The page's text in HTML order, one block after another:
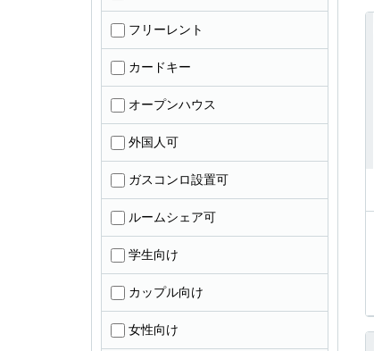
フリーレント
カードキー
オープンハウス
外国人可
ガスコンロ設置可
ルームシェア可
学生向け
カップル向け
女性向け